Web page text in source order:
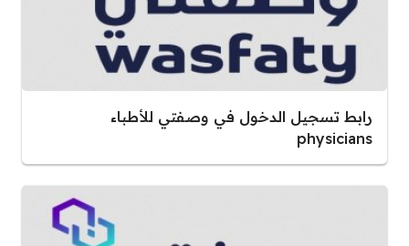
رابط تسجيل الدخول في وصفتي للأطباء
physicians